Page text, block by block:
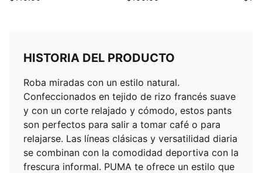
HISTORIA DEL PRODUCTO
Roba miradas con un estilo natural.
Confeccionados en tejido de rizo francés suave
y con un corte relajado y cómodo, estos pants
son perfectos para salir a tomar café o para
relajarse. Las líneas clásicas y versatilidad diaria
se combinan con la comodidad deportiva con la
frescura informal. PUMA te ofrece un estilo que